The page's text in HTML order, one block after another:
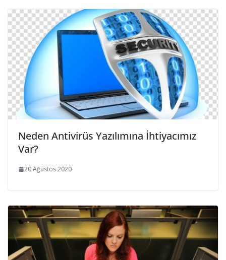
Neden Antivirüs Yazılımına İhtiyacımız
Var?
20 Ağustos 2020